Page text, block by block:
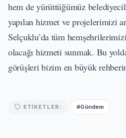
hem de yürüttüğümüz
yapılan hizmet ve projelerimizi
Selçuklu’da tüm
olacağı hizmeti sunmak. Bu
görüşleri bizim en büyük
ETIKETLER: #Gündem